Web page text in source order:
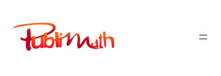
contenu
Publimath